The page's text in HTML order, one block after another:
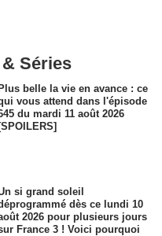
Séries
Plus belle la vie en avance : ce
vous attend dans l'épisode
du mardi 11 août 2026
[SPOILERS]
si grand soleil
dès ce lundi 10
2026 pour plusieurs jours
France 3 ! Voici pourquoi